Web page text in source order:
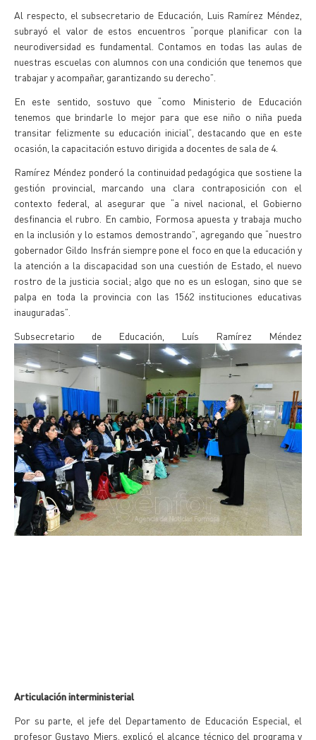
Al respecto, el subsecretario de Educación, Luis Ramírez Méndez,
subrayó el valor de estos encuentros “porque planificar con la
neurodiversidad es fundamental. Contamos en todas las aulas de
nuestras escuelas con alumnos con una condición que tenemos que
trabajar y acompañar, garantizando su derecho”.
En este sentido, sostuvo que “como Ministerio de Educación
tenemos que brindarle lo mejor para que ese niño o niña pueda
transitar felizmente su educación inicial”, destacando que en este
ocasión, la capacitación estuvo dirigida a docentes de sala de 4.
Ramírez Méndez ponderó la continuidad pedagógica que sostiene la
gestión provincial, marcando una clara contraposición con el
contexto federal, al asegurar que “a nivel nacional, el Gobierno
desfinancia el rubro. En cambio, Formosa apuesta y trabaja mucho
en la inclusión y lo estamos demostrando”, agregando que “nuestro
gobernador Gildo Insfrán siempre pone el foco en que la educación y
la atención a la discapacidad son una cuestión de Estado, el nuevo
rostro de la justicia social; algo que no es un eslogan, sino que se
palpa en toda la provincia con las 1562 instituciones educativas
inauguradas”.
Subsecretario de Educación, Luís Ramírez Méndez
Articulación interministerial
Por su parte, el jefe del Departamento de Educación Especial, el
profesor Gustavo Miers, explicó el alcance técnico del programa y